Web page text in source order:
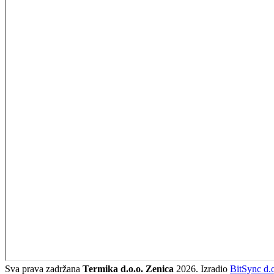
Sva prava zadržana Termika d.o.o. Zenica 2026. Izradio BitSync